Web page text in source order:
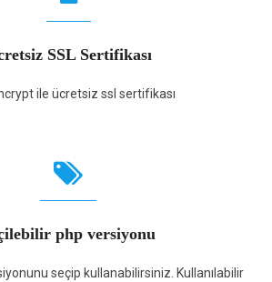
SSL Sertifikası
ile ücretsiz ssl sertifikası
php versiyonu
seçip kullanabilirsiniz. Kullanılabilir